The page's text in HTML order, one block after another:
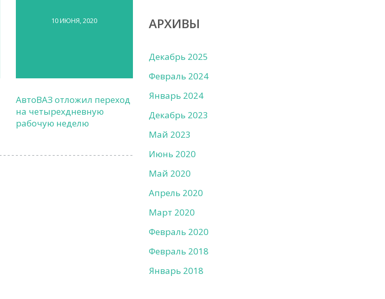
10 ИЮНЯ, 2020
АвтоВАЗ отложил переход
на четырехдневную
рабочую неделю
АРХИВЫ
Декабрь 2025
Февраль 2024
Январь 2024
Декабрь 2023
Май 2023
Июнь 2020
Май 2020
Апрель 2020
Март 2020
Февраль 2020
Февраль 2018
Январь 2018